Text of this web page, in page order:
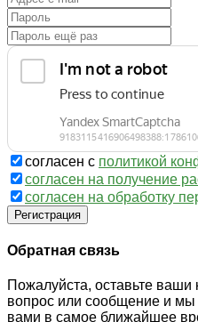
согласен с политикой
согласен на получение
согласен на обработку
Регистрация
Обратная связь
Пожалуйста, оставьте
вопрос или сообщение и мы
вами в самое ближайшее